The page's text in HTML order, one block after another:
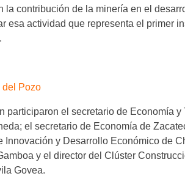
la contribución de la minería en el
esa actividad que representa el primer
del Pozo
participaron el secretario de Economía
el secretario de Economía de
Innovación y Desarrollo Económico de
y el director del Clúster
Govea.